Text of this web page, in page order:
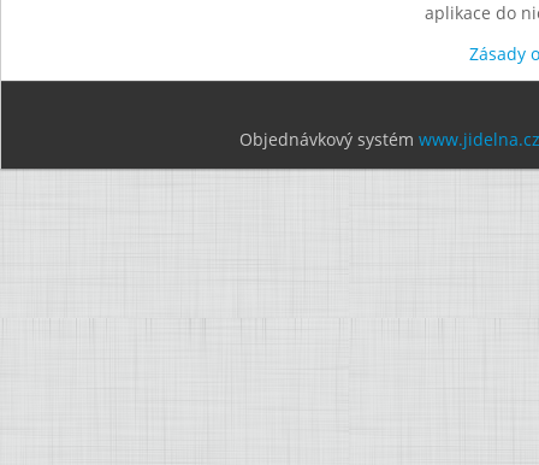
aplikace do
Zásady
Objednávkový systém www.jidelna.cz